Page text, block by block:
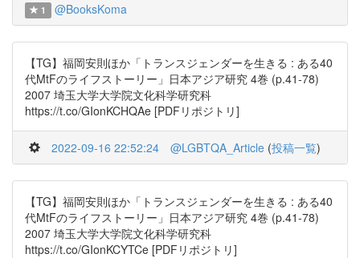
1 @BooksKoma
【TG】福岡安則ほか「トランスジェンダーを生きる : ある40
代MtFのライフストーリー」日本アジア研究 4巻 (p.41-78)
2007 埼玉大学大学院文化科学研究科
https://t.co/GIonKCHQAe [PDFリポジトリ]
2022-09-16 22:52:24 @LGBTQA_Article (投稿一覧)
【TG】福岡安則ほか「トランスジェンダーを生きる : ある40
代MtFのライフストーリー」日本アジア研究 4巻 (p.41-78)
2007 埼玉大学大学院文化科学研究科
https://t.co/GIonKCYTCe [PDFリポジトリ]